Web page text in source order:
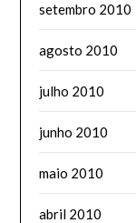
setembro 2010
agosto 2010
julho 2010
junho 2010
maio 2010
abril 2010